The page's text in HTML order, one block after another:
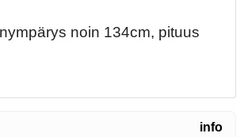
noin 134cm, pituus
info